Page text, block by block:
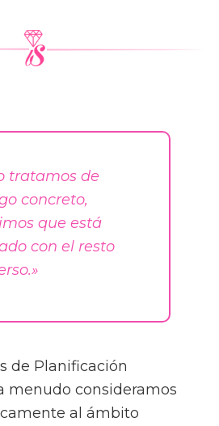
tratamos de
concreto,
que está
con el resto
de Planificación
menudo consideramos
al ámbito